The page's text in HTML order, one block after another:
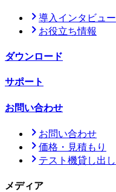
導入インタビュー
お役立ち情報
ダウンロード
サポート
お問い合わせ
お問い合わせ
価格・見積もり
テスト機貸し出し
メディア